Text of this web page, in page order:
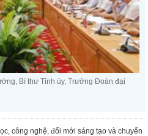
Bí thư Tỉnh ủy, Trưởng Đoàn đại
công nghệ, đổi mới sáng tạo và chuyển